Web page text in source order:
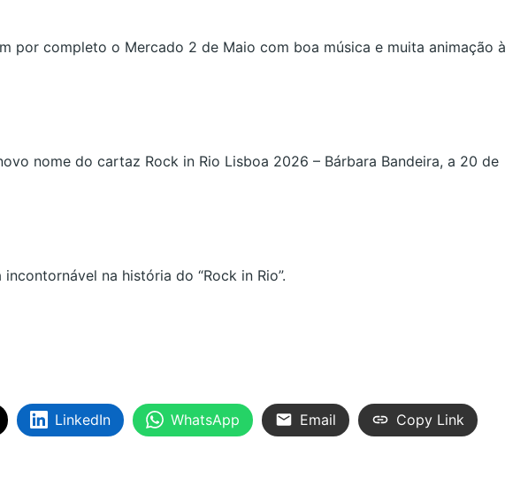
por completo o Mercado 2 de Maio com boa música e muita animação à
nome do cartaz Rock in Rio Lisboa 2026 – Bárbara Bandeira, a 20 de
na história do “Rock in Rio”.
LinkedIn WhatsApp Email Copy Link